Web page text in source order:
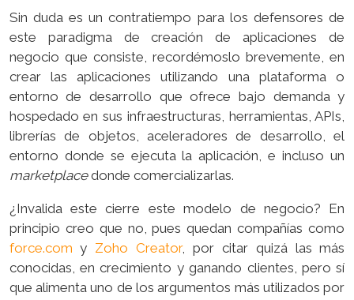
Sin duda es un contratiempo para los defensores de
este paradigma de creación de aplicaciones de
negocio que consiste, recordémoslo brevemente, en
crear las aplicaciones utilizando una plataforma o
entorno de desarrollo que ofrece bajo demanda y
hospedado en sus infraestructuras, herramientas, APIs,
librerías de objetos, aceleradores de desarrollo, el
entorno donde se ejecuta la aplicación, e incluso un
marketplacedonde comercializarlas.
¿Invalida este cierre este modelo de negocio? En
principio creo que no, pues quedan compañías como
force.com y Zoho Creator, por citar quizá las más
conocidas, en crecimiento y ganando clientes, pero sí
que alimenta uno de los argumentos más utilizados por